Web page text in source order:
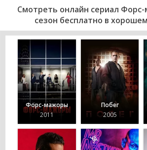
Смотреть онлайн сериал
сезон бесплатно в
Форс-мажоры
2011
Побег
2005